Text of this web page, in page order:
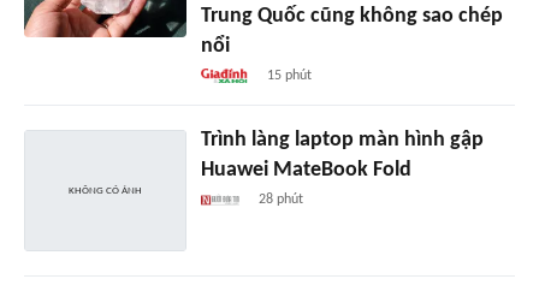
Trung Quốc cũng không sao chép
nổi
15 phút
Trình làng laptop màn hình gập
Huawei MateBook Fold
28 phút